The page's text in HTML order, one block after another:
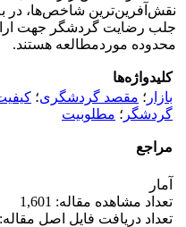
نقش‌آفرین‌ترین شاخص‌ها، در
جلب رضایت گردشگر جهت
محدوده موردمطالعه هستند.
کلیدواژه‌ها
بازار ؛ مقصد گردشگری؛
گردشگر ؛ مطلوبیت
مراجع
آمار
تعداد مشاهده مقاله: 1,601
تعداد دریافت فایل اصل مقاله: 827